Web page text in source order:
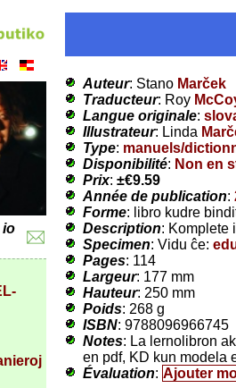
io
Auteur: Stano Marček
Traducteur: Roy
Langue originale:
Illustrateur: Linda
Type: manuels/
Disponibilité: Non en
Prix: ±€9.59
Année de publication:
Forme: libro kudre
Description: Komplete
Specimen: Vidu ĉe:
Pages: 114
Largeur: 177 mm
Hauteur: 250 mm
Poids: 268 g
ISBN: 9788096966745
Notes: La lernolibron
en pdf, KD kun modela
Évaluation: Ajouter